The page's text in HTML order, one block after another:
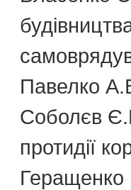
Павелко
Соболєв
протидії
Геращенко